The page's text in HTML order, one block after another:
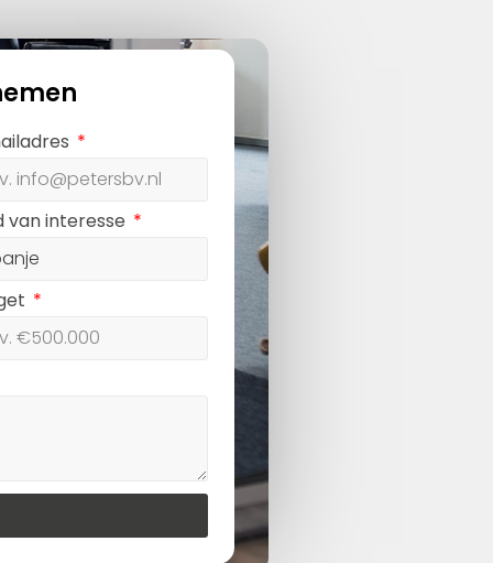
van interesse